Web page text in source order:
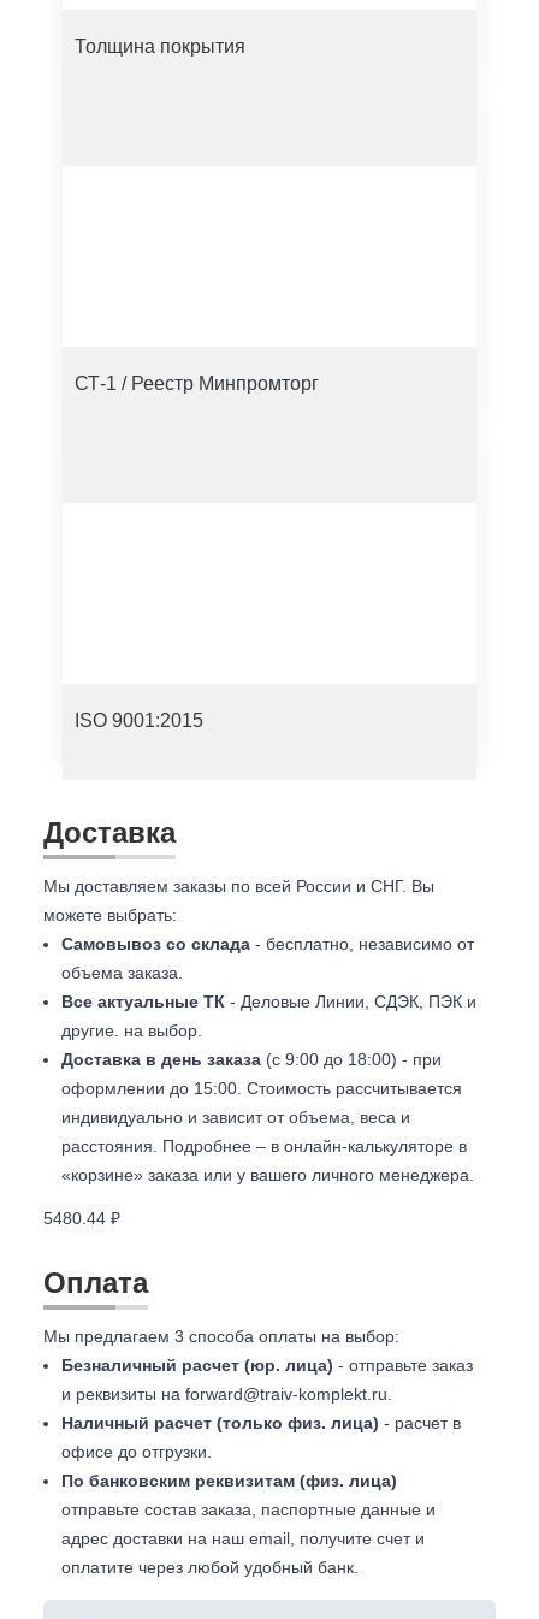
Толщина покрытия
СТ-1 / Реестр Минпромторг
ISO 9001:2015
Доставка
Мы доставляем заказы по всей России и СНГ. Вы
можете выбрать:
Самовывоз со склада - бесплатно, независимо от
объема заказа.
Все актуальные ТК - Деловые Линии, СДЭК, ПЭК и
другие. на выбор.
Доставка в день заказа (с 9:00 до 18:00) - при
оформлении до 15:00. Стоимость рассчитывается
индивидуально и зависит от объема, веса и
расстояния. Подробнее – в онлайн-калькуляторе в
«корзине» заказа или у вашего личного менеджера.
5480.44 ₽
Оплата
Мы предлагаем 3 способа оплаты на выбор:
Безналичный расчет (юр. лица) - отправьте заказ
и реквизиты на forward@traiv-komplekt.ru
Наличный расчет (только физ. лица) - расчет в
офисе до отгрузки.
По банковским реквизитам (физ. лица)
отправьте состав заказа, паспортные данные и
адрес доставки на наш email, получите счет и
оплатите через любой удобный банк.